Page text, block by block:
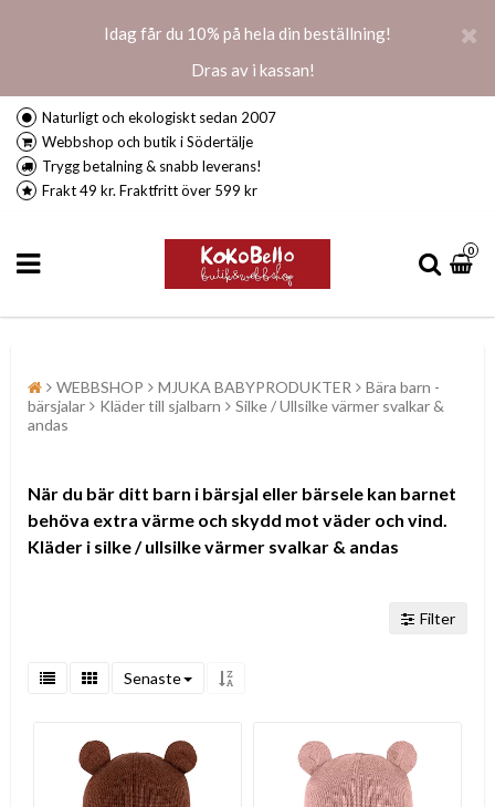
Idag får du 10% på hela din beställning!
Dras av i kassan!
Naturligt och ekologiskt sedan 2007
Webbshop och butik i Södertälje
Trygg betalning & snabb leverans!
Frakt 49 kr. Fraktfritt över 599 kr
0
WEBBSHOP MJUKA BABYPRODUKTER
Bära barn -
bärsjalar
Kläder till sjalbarn
Silke / Ullsilke värmer svalkar &
andas
När du bär ditt barn i bärsjal eller bärsele kan barnet
behöva extra värme och skydd mot väder och vind.
Kläder i silke / ullsilke värmer svalkar & andas
Filter
Senaste